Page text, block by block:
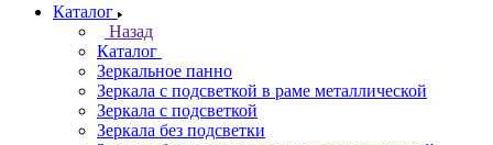
Каталог
Назад
Каталог
Зеркальное панно
Зеркала с подсветкой в раме металлической
Зеркала с подсветкой
Зеркала без подсветки